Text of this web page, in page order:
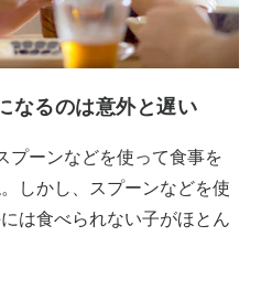
なるのは意外と遅い
プーンなどを使って食事を
しかし、スプーンなどを使
は食べられない子がほとん